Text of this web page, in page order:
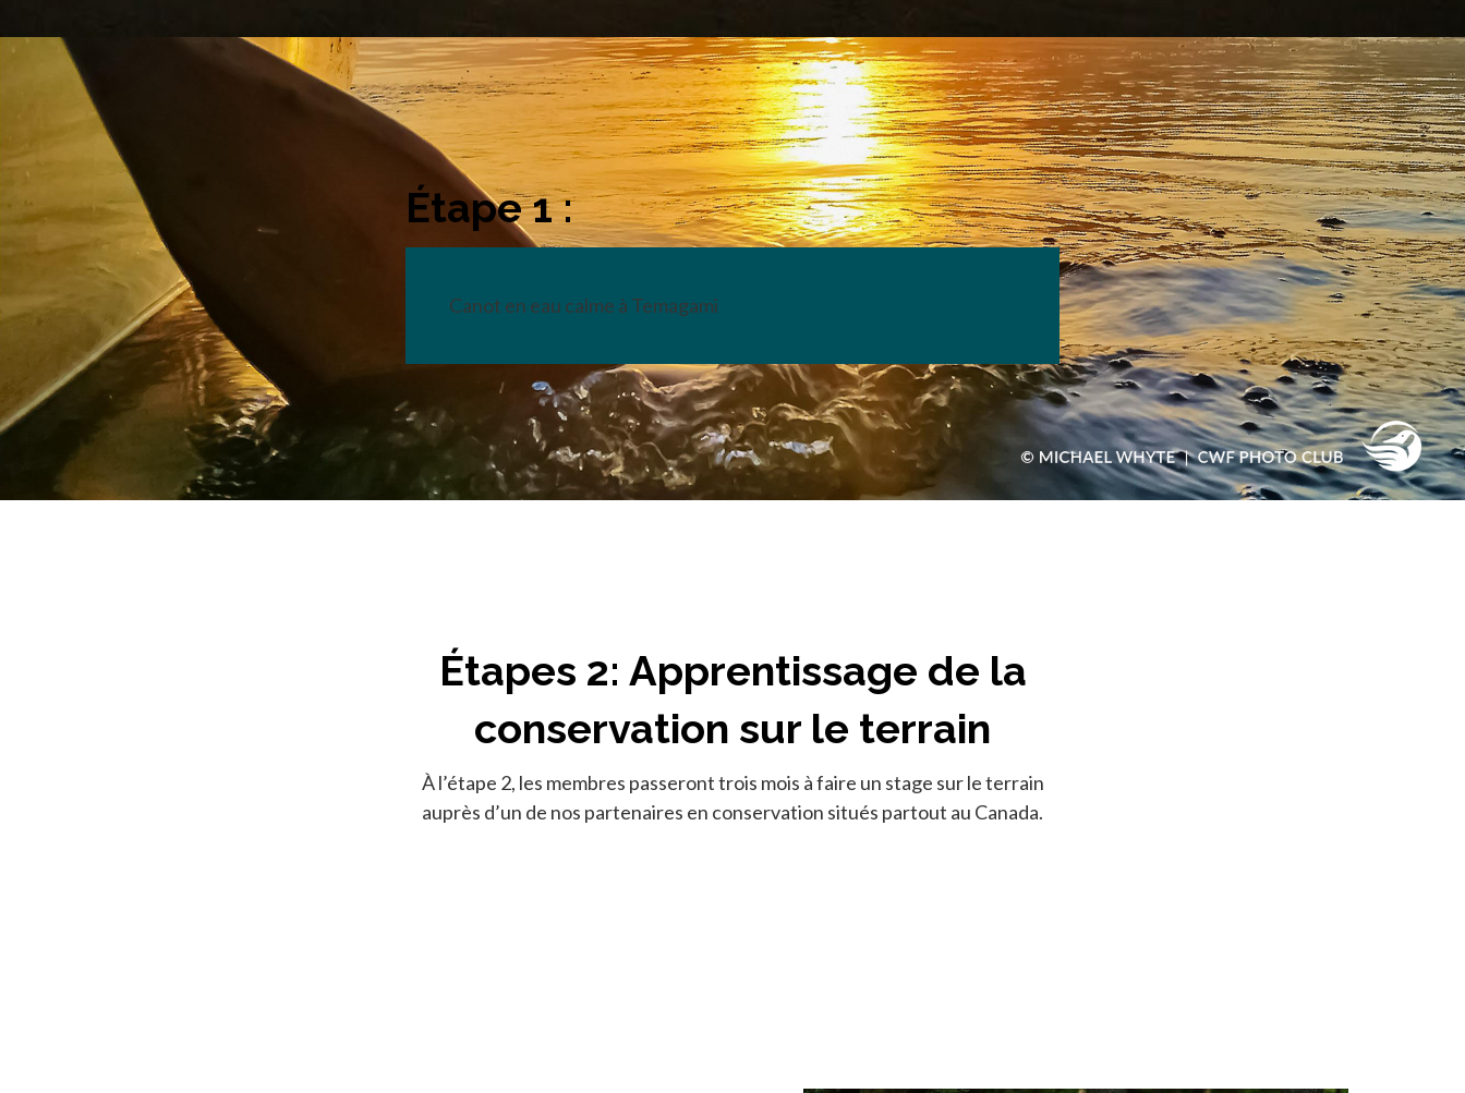
Étape 1 :
Canot en eau calme à Temagami
Étapes 2: Apprentissage de la
conservation sur le terrain
À l’étape 2, les membres passeront trois mois à faire un stage sur le terrain
auprès d’un de nos partenaires en conservation situés partout au Canada.